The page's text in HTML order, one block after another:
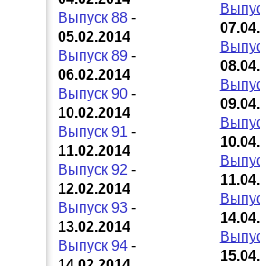
Выпуск 88 -
05.02.2014
Выпуск 89 -
06.02.2014
Выпуск 90 -
10.02.2014
Выпуск 91 -
11.02.2014
Выпуск 92 -
12.02.2014
Выпуск 93 -
13.02.2014
Выпуск 94 -